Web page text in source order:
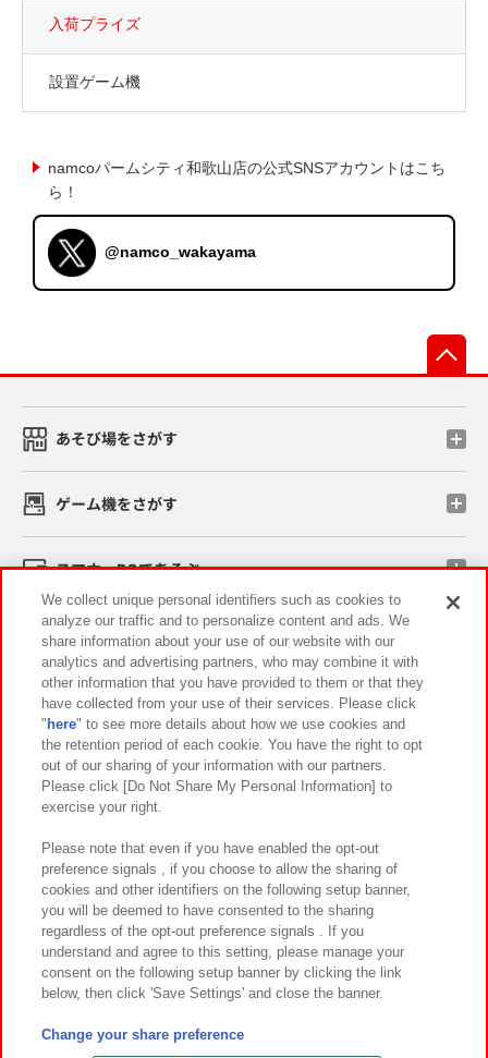
入荷プライズ
設置ゲーム機
namcoパームシティ和歌山店の公式SNSアカウントはこち
ら！
@namco_wakayama
あそび場をさがす
ゲーム機をさがす
スマホ・PCであそぶ
イベント・キャンペーン
関連会社 サステナビリティ サイトポリシー
プライバシーポリシー ウェブアクセシビリティ方針と検証結果
お取引先さまとともに
カスタマーハラスメント対応方針 よくあるご質問・お問い合わせ
©Bandai Namco Amusement Inc.
©Bandai Namco Amusement Lab Inc.
We collect unique personal identifiers such as cookies to
analyze our traffic and to personalize content and ads. We
share information about your use of our website with our
analytics and advertising partners, who may combine it with
other information that you have provided to them or that they
have collected from your use of their services. Please click
" here" to see more details about how we use cookies and
the retention period of each cookie. You have the right to opt
out of our sharing of your information with our partners.
Please click [Do Not Share My Personal Information] to
exercise your right.
Please note that even if you have enabled the opt-out
preference signals , if you choose to allow the sharing of
cookies and other identifiers on the following setup banner,
you will be deemed to have consented to the sharing
regardless of the opt-out preference signals . If you
understand and agree to this setting, please manage your
consent on the following setup banner by clicking the link
below, then click 'Save Settings' and close the banner.
Change your share preference